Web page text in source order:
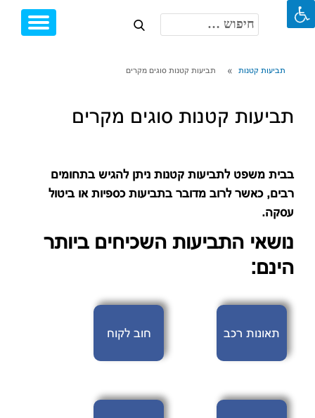
חיפוש:
תביעות קטנות תביעות קטנות סוגים מקרים
תביעות קטנות סוגים מקרים
בבית משפט לתביעות קטנות ניתן להגיש בתחומים
רבים, כאשר לרוב מדובר בתביעות כספיות או ביטול
עסקה.
נושאי התביעות השכיחים ביותר
הינם:
תאונות רכב חוב לקוח